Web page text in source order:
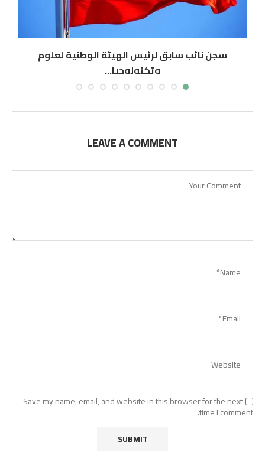
سجن نائب سابق لرئيس الهيئة الوطنية لعلوم
وتكنولوجيا...
أغسطس 6, 2026
LEAVE A COMMENT
Save my name, email, and website in this browser for the next
time I comment.